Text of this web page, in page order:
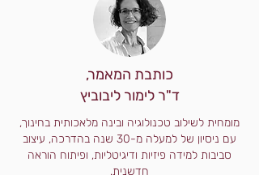
כותבת המאמר,
ד"ר לימור ליבוביץ
מומחית לשילוב טכנולוגיה ובינה מלאכותית בחינוך,
עם ניסיון של למעלה מ-30 שנה בהדרכה, עיצוב
סביבות למידה פיזיות ודיגיטליות, ופיתוח הוראה
חדשנית.